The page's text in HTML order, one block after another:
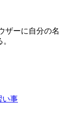
ザーに自分の名
い事